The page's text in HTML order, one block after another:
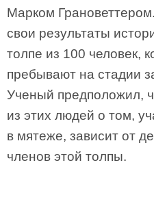
Марком
свои результаты
толпе из 100 человек,
пребывают на стадии
Ученый предположил,
из этих людей о том,
в мятеже, зависит от
членов этой толпы.